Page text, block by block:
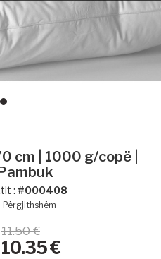
cm | 1000 g/copë |
: #000408
Përgjithshëm
11.50 €
10.35€